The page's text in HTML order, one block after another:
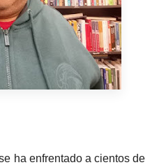
ha enfrentado a cientos de